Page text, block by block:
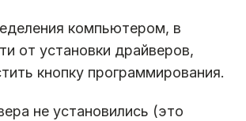
компьютером, в
от установки драйверов,
кнопку программирования.
не установились (это